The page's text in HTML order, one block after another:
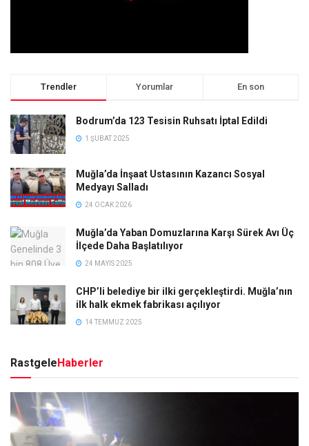
Trendler Yorumlar En son
Bodrum’da 123 Tesisin Ruhsatı İptal Edildi
1 ŞUBAT 2025
Muğla’da İnşaat Ustasının Kazancı Sosyal
Medyayı Salladı
24 OCAK 2026
Muğla’da Yaban Domuzlarına Karşı Sürek Avı Üç
İlçede Daha Başlatılıyor
24 MAYIS 2025
CHP’li belediye bir ilki gerçekleştirdi. Muğla’nın
ilk halk ekmek fabrikası açılıyor
14 TEMMUZ 2025
RastgeleHaberler